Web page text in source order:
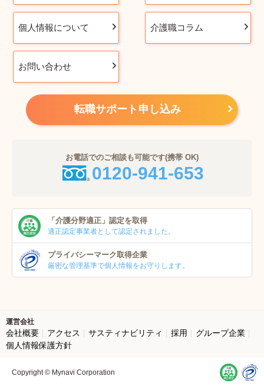
個人情報について 介護職コラム
お問い合わせ
転職サポート申し込み
お電話でのご相談も可能です(携帯 OK)
0120-941-653
「介護分野適正」 認定を取得
適正認定事業者として認定されました。
プライバシーマーク取得企業
厳密な管理基準で個人情報をお守りします。
運営会社
会社概要 アクセス サスティナビリティ 採用
グループ企業
個人情報保護方針
Copyright © Mynavi Corporation